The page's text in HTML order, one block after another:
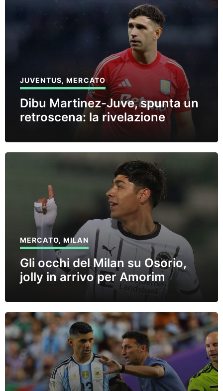
JUVENTUS,MERCATO
Dibu Martinez-Juve, spunta un
retroscena: la rivelazione
MERCATO,MILAN
Gli occhi del Milan su Osorio,
jolly in arrivo per Amorim